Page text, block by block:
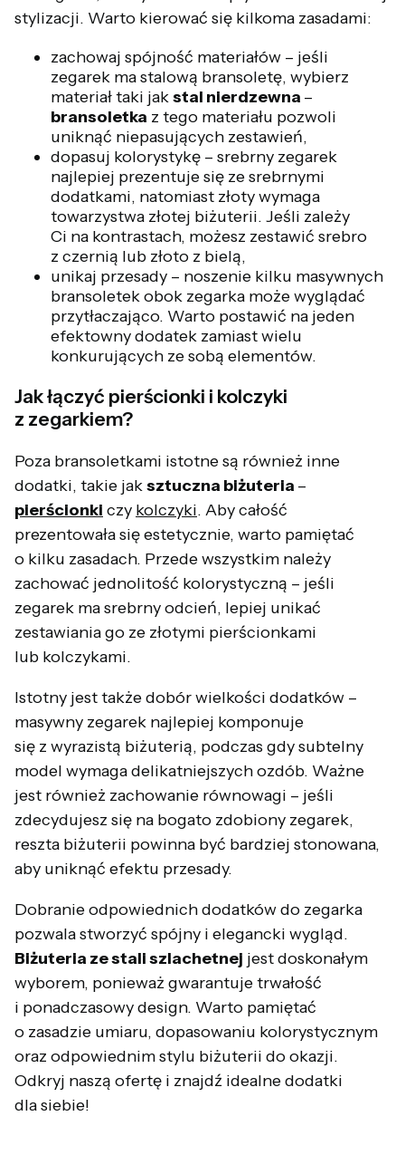
stylizacji. Warto kierować się kilkoma zasadami:
zachowaj spójność materiałów – jeśli
zegarek ma stalową bransoletę, wybierz
materiał taki jakstal nierdzewna –
bransoletka z tego materiału pozwoli
uniknąć niepasujących zestawień,
dopasuj kolorystykę – srebrny zegarek
najlepiej prezentuje się ze srebrnymi
dodatkami, natomiast złoty wymaga
towarzystwa złotej biżuterii. Jeśli zależy
Ci na kontrastach, możesz zestawić srebro
z czernią lub złoto z bielą,
unikaj przesady – noszenie kilku masywnych
bransoletek obok zegarka może wyglądać
przytłaczająco. Warto postawić na jeden
efektowny dodatek zamiast wielu
konkurujących ze sobą elementów.
Jak łączyć pierścionki i kolczyki
z zegarkiem?
Poza bransoletkami istotne są również inne
dodatki, takie jaksztuczna biżuteria –
pierścionki czy kolczyki. Aby całość
prezentowała się estetycznie, warto pamiętać
o kilku zasadach. Przede wszystkim należy
zachować jednolitość kolorystyczną – jeśli
zegarek ma srebrny odcień, lepiej unikać
zestawiania go ze złotymi pierścionkami
lub kolczykami.
Istotny jest także dobór wielkości dodatków –
masywny zegarek najlepiej komponuje
się z wyrazistą biżuterią, podczas gdy subtelny
model wymaga delikatniejszych ozdób. Ważne
jest również zachowanie równowagi – jeśli
zdecydujesz się na bogato zdobiony zegarek,
reszta biżuterii powinna być bardziej stonowana,
aby uniknąć efektu przesady.
Dobranie odpowiednich dodatków do zegarka
pozwala stworzyć spójny i elegancki wygląd.
Biżuteria ze stali szlachetnej jest doskonałym
wyborem, ponieważ gwarantuje trwałość
i ponadczasowy design. Warto pamiętać
o zasadzie umiaru, dopasowaniu kolorystycznym
oraz odpowiednim stylu biżuterii do okazji.
Odkryj naszą ofertę i znajdź idealne dodatki
dla siebie!